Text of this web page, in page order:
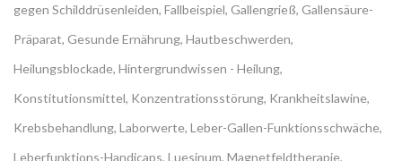
gegen Schilddrüsenleiden, Fallbeispiel, Gallengrieß, Gallensäure-
Präparat, Gesunde Ernährung, Hautbeschwerden,
Heilungsblockade, Hintergrundwissen - Heilung,
Konstitutionsmittel, Konzentrationsstörung, Krankheitslawine,
Krebsbehandlung, Laborwerte, Leber-Gallen-Funktionsschwäche,
Leberfunktions-Handicaps, Luesinum, Magnetfeldtherapie,